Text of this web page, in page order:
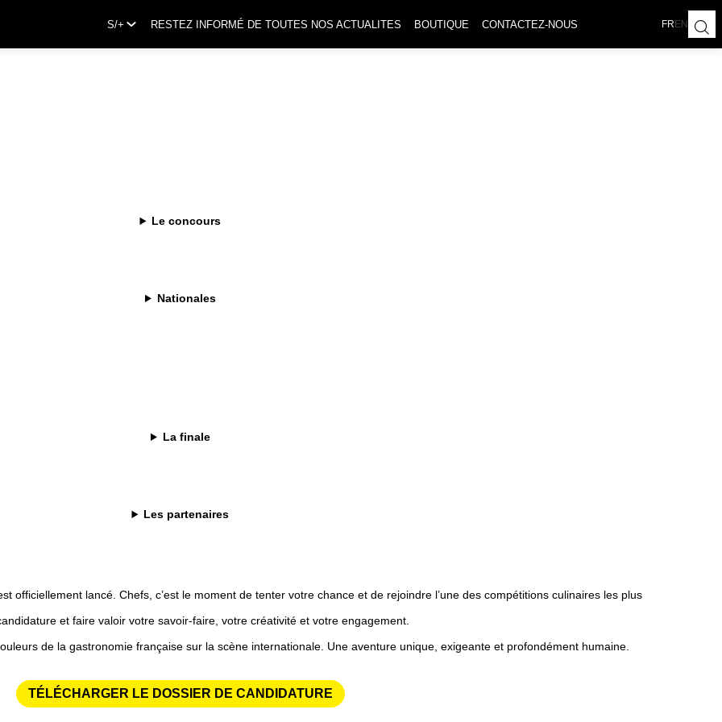
S/+ RESTEZ INFORMÉ DE TOUTES NOS ACTUALITES BOUTIQUE CONTACTEZ-NOUS FR EN
AU BOCUSE D'OR
officiellement lancé. Chefs, c’est le moment de tenter votre chance et de rejoindre l’une des compétitions culinaires les plus
et faire valoir votre savoir-faire, votre créativité et votre engagement.
de la gastronomie française sur la scène internationale. Une aventure unique, exigeante et profondément humaine.
TÉLÉCHARGER LE DOSSIER DE CANDIDATURE
Le concours
Nationales
La finale
Les partenaires